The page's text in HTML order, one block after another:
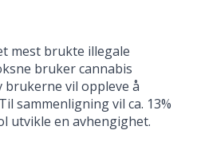
mest brukte illegale
bruker cannabis
brukerne vil oppleve å
sammenligning vil ca. 13%
utvikle en avhengighet.